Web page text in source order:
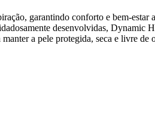
garantindo conforto e bem-
desenvolvidas, Dynamic
a pele protegida, seca e livre